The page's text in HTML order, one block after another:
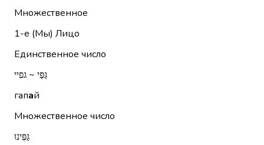
Множественное
1-е (Мы) Лицо
Единственное число
גַּפַּי ~ גפיי
гапай
Множественное число
גַּפֵּינוּ